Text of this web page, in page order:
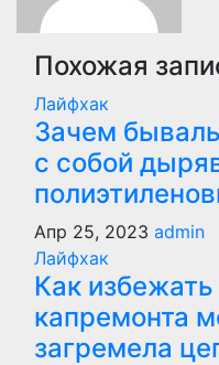
Похожая
Лайфхак
Зачем
с собой
Апр 25, 2023 admin
Лайфхак
Как
капремонта
загремела